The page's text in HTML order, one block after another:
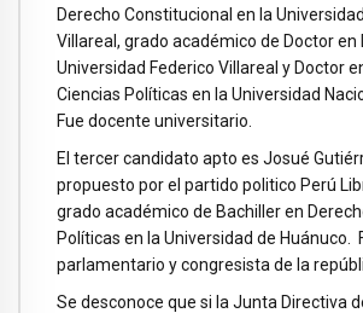
Derecho Constitucional en la
Villareal, grado académico de Doctor en
Universidad Federico Villareal y Doctor
Ciencias Políticas en la Universidad
Fue docente universitario.
El tercer candidato apto es Josué
propuesto por el partido politico Perú
grado académico de Bachiller en
Políticas en la Universidad de Huánuco.
parlamentario y congresista de la
Se desconoce que si la Junta Directiva